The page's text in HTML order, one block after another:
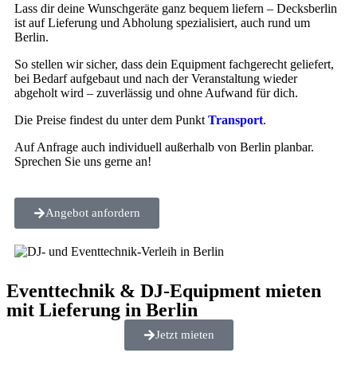
Lass dir deine Wunschgeräte ganz bequem liefern – Decksberlin
ist auf Lieferung und Abholung spezialisiert, auch rund um
Berlin.
So stellen wir sicher, dass dein Equipment fachgerecht geliefert,
bei Bedarf aufgebaut und nach der Veranstaltung wieder
abgeholt wird – zuverlässig und ohne Aufwand für dich.
Die Preise findest du unter dem Punkt Transport.
Auf Anfrage auch individuell außerhalb von Berlin planbar.
Sprechen Sie uns gerne an!
Angebot anfordern
Eventtechnik & DJ-Equipment mieten
mit Lieferung in Berlin
Jetzt mieten